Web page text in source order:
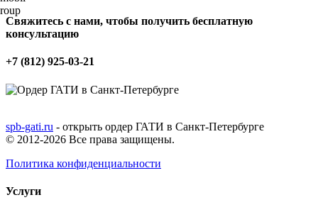
Свяжитесь с нами, чтобы получить бесплатную
консультацию
+7 (812) 925-03-21
spb-gati.ru - открыть ордер ГАТИ в Санкт-Петербурге
© 2012-2026 Все права защищены.
Политика конфиденциальности
Услуги